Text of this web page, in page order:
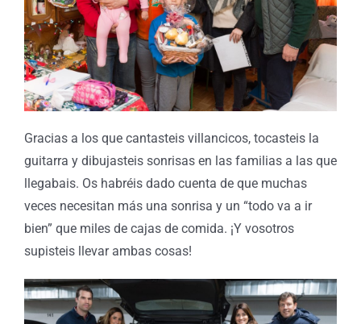
Gracias a los que cantasteis villancicos, tocasteis la
guitarra y dibujasteis sonrisas en las familias a las que
llegabais. Os habréis dado cuenta de que muchas
veces necesitan más una sonrisa y un “todo va a ir
bien” que miles de cajas de comida. ¡Y vosotros
supisteis llevar ambas cosas!